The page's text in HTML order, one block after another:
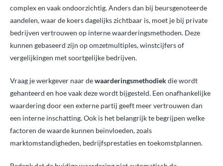
complex en vaak ondoorzichtig. Anders dan bij beursgenoteerde
aandelen, waar de koers dagelijks zichtbaar is, moet je bij private
bedrijven vertrouwen op interne waarderingsmethoden. Deze
kunnen gebaseerd zijn op omzetmultiples, winstcijfers of
vergelijkingen met soortgelijke bedrijven.
Vraag je werkgever naar dewaarderingsmethodiekdie wordt
gehanteerd en hoe vaak deze wordt bijgesteld. Een onafhankelijke
waardering door een externe partij geeft meer vertrouwen dan
een interne inschatting. Ook is het belangrijk te begrijpen welke
factoren de waarde kunnen beïnvloeden, zoals
marktomstandigheden, bedrijfsprestaties en toekomstplannen.